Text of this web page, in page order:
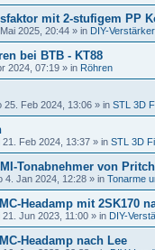
mit 2-stufigem PP
2025, 20:44 » in DIY-Verstärker
bei BTB - KT88
2024, 07:19 » in Röhren
25. Feb 2024, 13:06 » in STL 3D
21. Feb 2024, 13:37 » in STL 3D
Tonabnehmer von
4. Jan 2024, 12:28 » in Tonarme
Headamp mit 2SK170
21. Jun 2023, 11:00 » in DIY-
Headamp nach Lee